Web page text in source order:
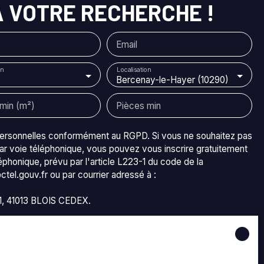
RECHERCHE !
Email
Bercenay-le-Hayer (10290)
Localisation
(m²) Pièces min
conformément au RGPD. Si vous ne souhaitez pas
voie téléphonique, vous pouvez vous inscrire gratuitement
prévu par l'article L223-1 du code de la
ou par courrier adressé à :
BLOIS CEDEX.
politique de